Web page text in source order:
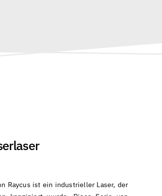
Raycus ist ein industrieller Laser, der